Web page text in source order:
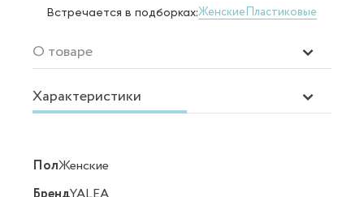
Встречается в подборках:ЖенскиеПластиковые
О товаре
Характеристики
ПолЖенские